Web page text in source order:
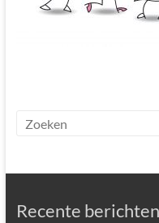
Recente berichten